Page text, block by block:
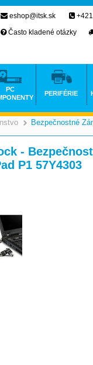
Bezpečnostné
-
P1 57Y4303
eshop@itsk.sk
Často kladené otázky
PC
PERIFÉRIE